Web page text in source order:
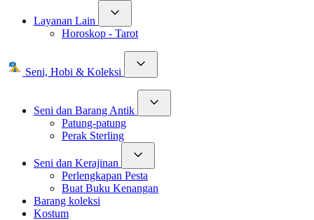
Layanan Lain
Horoskop - Tarot
Seni, Hobi & Koleksi
Seni dan Barang Antik
Patung-patung
Perak Sterling
Seni dan Kerajinan
Perlengkapan Pesta
Buat Buku Kenangan
Barang koleksi
Kostum